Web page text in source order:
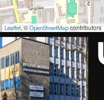
Leaflet, © OpenStreetMap contributors